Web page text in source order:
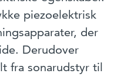
piezoelektrisk
der
Derudover
fra sonarudstyr til